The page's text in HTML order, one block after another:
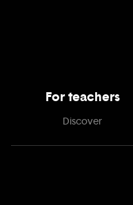
For teachers
Discover